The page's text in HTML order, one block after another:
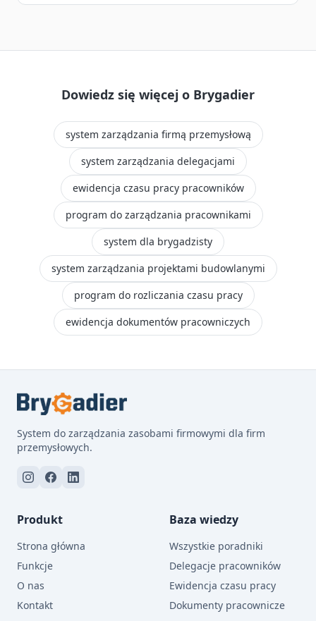
Dowiedz się więcej o Brygadier
system zarządzania firmą przemysłową
system zarządzania delegacjami
ewidencja czasu pracy pracowników
program do zarządzania pracownikami
system dla brygadzisty
system zarządzania projektami budowlanymi
program do rozliczania czasu pracy
ewidencja dokumentów pracowniczych
System do zarządzania zasobami firmowymi dla firm
przemysłowych.
Produkt
Strona główna
Funkcje
O nas
Kontakt
Baza wiedzy
Wszystkie poradniki
Delegacje pracowników
Ewidencja czasu pracy
Dokumenty pracownicze